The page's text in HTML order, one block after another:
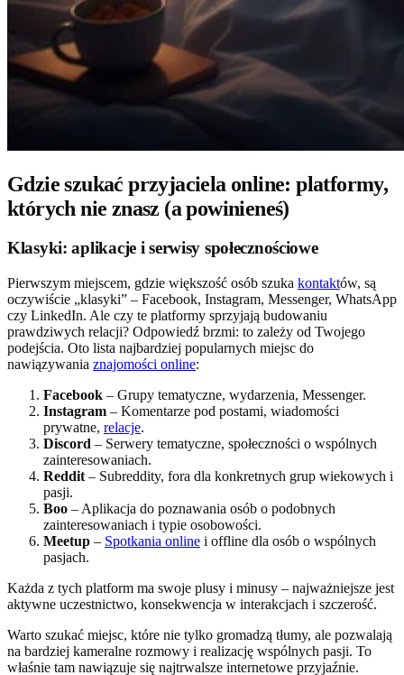
Gdzie szukać przyjaciela online: platformy,
których nie znasz (a powinieneś)
Klasyki: aplikacje i serwisy społecznościowe
Pierwszym miejscem, gdzie większość osób szuka kontaktów, są
oczywiście „klasyki” – Facebook, Instagram, Messenger, WhatsApp
czy LinkedIn. Ale czy te platformy sprzyjają budowaniu
prawdziwych relacji? Odpowiedź brzmi: to zależy od Twojego
podejścia. Oto lista najbardziej popularnych miejsc do
nawiązywania znajomości online:
Facebook – Grupy tematyczne, wydarzenia, Messenger.
Instagram – Komentarze pod postami, wiadomości
prywatne, relacje.
Discord – Serwery tematyczne, społeczności o wspólnych
zainteresowaniach.
Reddit – Subreddity, fora dla konkretnych grup wiekowych i
pasji.
Boo – Aplikacja do poznawania osób o podobnych
zainteresowaniach i typie osobowości.
Meetup – Spotkania online i offline dla osób o wspólnych
pasjach.
Każda z tych platform ma swoje plusy i minusy – najważniejsze jest
aktywne uczestnictwo, konsekwencja w interakcjach i szczerość.
Warto szukać miejsc, które nie tylko gromadzą tłumy, ale pozwalają
na bardziej kameralne rozmowy i realizację wspólnych pasji. To
właśnie tam nawiązuje się najtrwalsze internetowe przyjaźnie.